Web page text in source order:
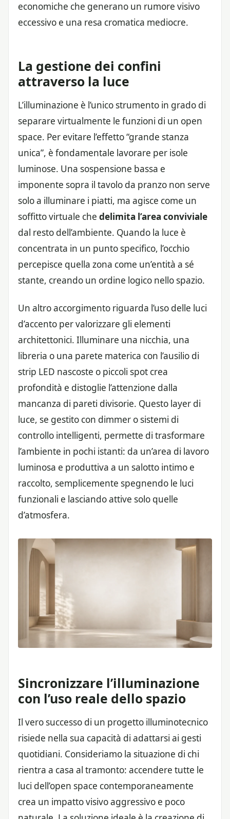
economiche che generano un rumore visivo
eccessivo e una resa cromatica mediocre.
La gestione dei confini
attraverso la luce
L’illuminazione è l’unico strumento in grado di
separare virtualmente le funzioni di un open
space. Per evitare l’effetto “grande stanza
unica”, è fondamentale lavorare per isole
luminose. Una sospensione bassa e
imponente sopra il tavolo da pranzo non serve
solo a illuminare i piatti, ma agisce come un
soffitto virtuale che delimita l’area conviviale
dal resto dell’ambiente. Quando la luce è
concentrata in un punto specifico, l’occhio
percepisce quella zona come un’entità a sé
stante, creando un ordine logico nello spazio.
Un altro accorgimento riguarda l’uso delle luci
d’accento per valorizzare gli elementi
architettonici. Illuminare una nicchia, una
libreria o una parete materica con l’ausilio di
strip LED nascoste o piccoli spot crea
profondità e distoglie l’attenzione dalla
mancanza di pareti divisorie. Questo layer di
luce, se gestito con dimmer o sistemi di
controllo intelligenti, permette di trasformare
l’ambiente in pochi istanti: da un’area di lavoro
luminosa e produttiva a un salotto intimo e
raccolto, semplicemente spegnendo le luci
funzionali e lasciando attive solo quelle
d’atmosfera.
Sincronizzare l’illuminazione
con l’uso reale dello spazio
Il vero successo di un progetto illuminotecnico
risiede nella sua capacità di adattarsi ai gesti
quotidiani. Consideriamo la situazione di chi
rientra a casa al tramonto: accendere tutte le
luci dell’open space contemporaneamente
crea un impatto visivo aggressivo e poco